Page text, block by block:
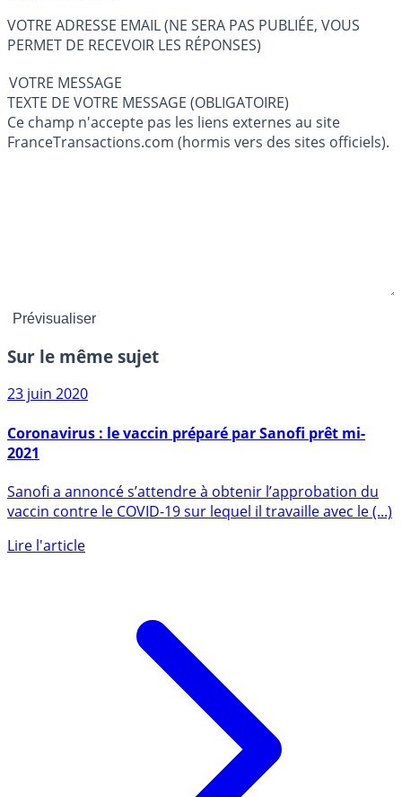
VOTRE ADRESSE EMAIL (NE SERA PAS PUBLIÉE, VOUS
PERMET DE RECEVOIR LES RÉPONSES)
VOTRE MESSAGE
TEXTE DE VOTRE MESSAGE (OBLIGATOIRE)
Ce champ n'accepte pas les liens externes au site
FranceTransactions.com (hormis vers des sites officiels).
Sur le même sujet
Coronavirus : le vaccin préparé par Sanofi prêt mi-
Sanofi a annoncé s’attendre à obtenir l’approbation du
vaccin contre le COVID-19 sur lequel il travaille avec le (...)